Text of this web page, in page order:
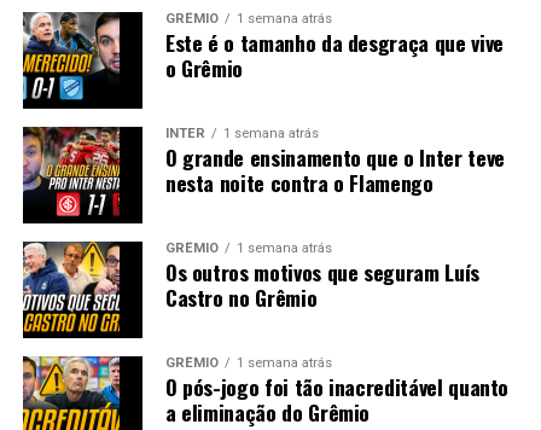
GRÊMIO 1 semana atrás
Este é o tamanho da desgraça que vive
o Grêmio
INTER 1 semana atrás
O grande ensinamento que o Inter teve
nesta noite contra o Flamengo
GRÊMIO 1 semana atrás
Os outros motivos que seguram Luís
Castro no Grêmio
GRÊMIO 1 semana atrás
O pós-jogo foi tão inacreditável quanto
a eliminação do Grêmio